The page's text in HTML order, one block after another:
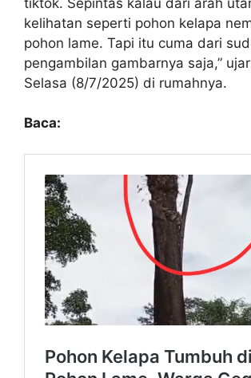
kelihatan seperti pohon kelapa
pohon lame. Tapi itu cuma dari
pengambilan gambarnya saja,”
Selasa (8/7/2025) di rumahnya.
Baca: